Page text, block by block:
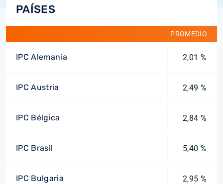
PAÍSES
PROMEDIO
IPC Alemania 2,01 %
IPC Austria 2,49 %
IPC Bélgica 2,84 %
IPC Brasil 5,40 %
IPC Bulgaria 2,95 %